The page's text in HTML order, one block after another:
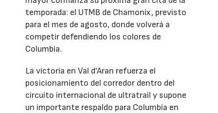
temporada: el UTMB de Chamonix, previsto
para el mes de agosto, donde volverá a
competir defendiendo los colores de
Columbia.
La victoria en Val d'Aran refuerza el
posicionamiento del corredor dentro del
circuito internacional de ultratrail y supone
un importante respaldo para Columbia en